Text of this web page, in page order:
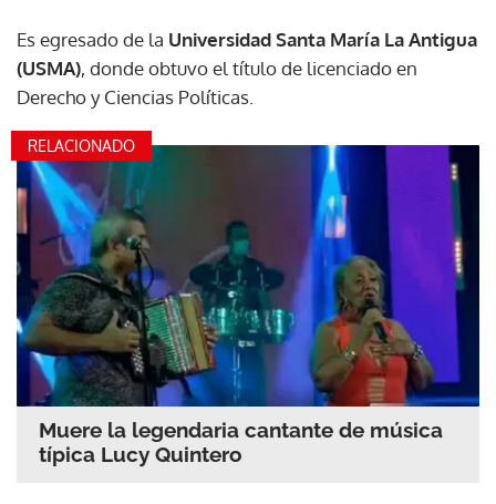
Es egresado de la Universidad Santa María La Antigua
(USMA), donde obtuvo el título de licenciado en
Derecho y Ciencias Políticas.
RELACIONADO
Muere la legendaria cantante de música
típica Lucy Quintero